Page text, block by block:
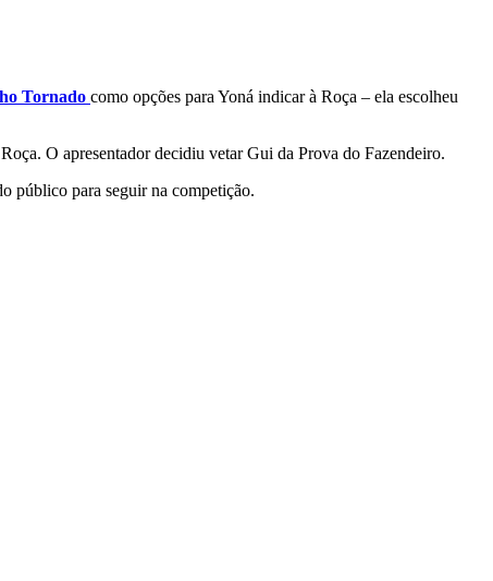
Tornado como opções para Yoná indicar à Roça – ela escolheu
O apresentador decidiu vetar Gui da Prova do Fazendeiro.
público para seguir na competição.